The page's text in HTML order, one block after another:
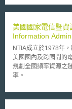
美國國家電信暨
Information
NTIA成立於1978年
美國國內及跨國間的
規劃全國頻率資源之
率。